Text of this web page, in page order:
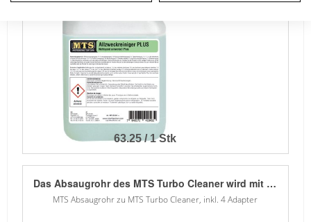
63.25 / 1 Stk
Das Absaugrohr des MTS Turbo Cleaner wird mit 4 Adaptern geliefert, um dieses mit dem Saugrohr Ihres Nasssaugers zu koppeln. Durch die Anwendung eines Nasssaugers, können Verschmutzungen in Teppich und Polstern durch den MTS Turbo Cleaner gelöst und direkt mittels Absaugrohr abgesaugt werden. Hinweis: Wenn der MTS Turbo Cleaner ohne Flüssigkeit verwendet wird, kann dieser auch an einen normalen Staubsauger angeschlossen werden.
MTS Absaugrohr zu MTS Turbo Cleaner, inkl. 4 Adapter